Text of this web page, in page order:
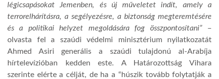
légicsapásokat Jemenben, és új műveletet indít, amely a
terrorelhárításra, a segélyezésre, a biztonság megteremtésére
és a politikai helyzet megoldására fog összpontosítani”–
olvasta fel a szaúdi védelmi minisztérium nyilatkozatát
Ahmed Asiri generális a szaúdi tulajdonú al-Arabíja
hírtelevízióban kedden este. A Határozottság Vihara
szerinte elérte a célját, de ha a “húszik tovább folytatják a